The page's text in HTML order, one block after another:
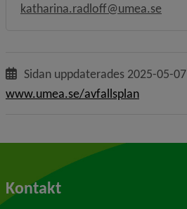
katharina.radloff@umea.se
Sidan uppdaterades 2025-05-07
www.umea.se/avfallsplan
Kontakt